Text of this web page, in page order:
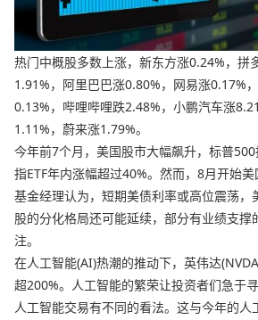
热门中概股多数上涨，新东方涨0.24%，拼
1.91%，阿里巴巴涨0.80%，网易涨0.17%
0.13%，哔哩哔哩跌2.48%，小鹏汽车涨
1.11%，蔚来涨1.79%。
今年前7个月，美国股市大幅飙升，标普
指ETF年内涨幅超过40%。然而，8月开始
基金经理认为，短期美债利率或高位震荡，
股的分化格局还可能延续，部分有业绩支撑
注。
在人工智能(AI)热潮的推动下，英伟达
超200%。人工智能的繁荣让投资者们急于
人工智能交易有不同的看法。这与今年的人